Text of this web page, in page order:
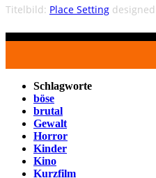
Titelbild: Place Setting
Schlagworte
böse
brutal
Gewalt
Horror
Kinder
Kino
Kurzfilm